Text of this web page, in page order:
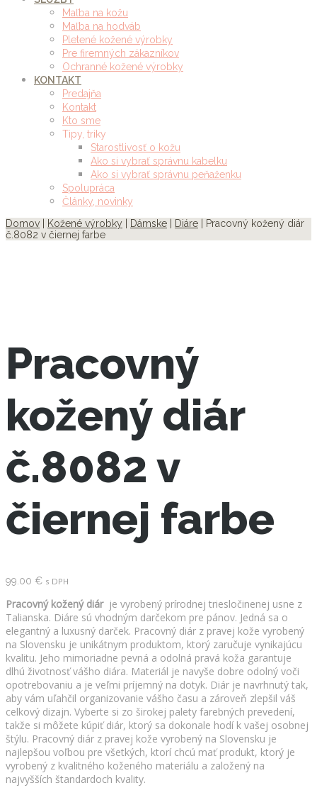
Maľba na kožu
Maľba na hodváb
Pletené kožené výrobky
Pre firemných zákazníkov
Ochranné kožené výrobky
KONTAKT
Predajňa
Kontakt
Kto sme
Tipy, triky
Starostlivosť o kožu
Ako si vybrať správnu kabelku
Ako si vybrať správnu peňaženku
Spolupráca
Články, novinky
Domov
Kožené výrobky Dámske Diáre | Pracovný kožený diár
č.8082 v čiernej farbe
Pracovný
kožený diár
č.8082 v
čiernej farbe
99.00 € s DPH
Pracovný kožený diár je vyrobený prírodnej triesločinenej usne z
Talianska. Diáre sú vhodným darčekom pre pánov. Jedná sa o
elegantný a luxusný darček. Pracovný diár z pravej kože vyrobený
na Slovensku je unikátnym produktom, ktorý zaručuje vynikajúcu
kvalitu. Jeho mimoriadne pevná a odolná pravá koža garantuje
dlhú životnosť vášho diára. Materiál je navyše dobre odolný voči
opotrebovaniu a je veľmi príjemný na dotyk. Diár je navrhnutý tak,
aby vám uľahčil organizovanie vášho času a zároveň zlepšil váš
celkový dizajn. Vyberte si zo širokej palety farebných prevedení,
takže si môžete kúpiť diár, ktorý sa dokonale hodí k vašej osobnej
štýlu. Pracovný diár z pravej kože vyrobený na Slovensku je
najlepšou voľbou pre všetkých, ktorí chcú mať produkt, ktorý je
vyrobený z kvalitného koženého materiálu a založený na
najvyšších štandardoch kvality.